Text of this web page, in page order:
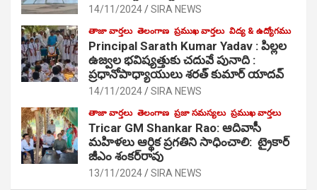
14/11/2024 SIRA NEWS
తాజా వార్తలు తెలంగాణ ప్రముఖ వార్తలు విద్య & ఉద్యోగము
Principal Sarath Kumar Yadav : పిల్లల
ఉజ్వల భవిష్యత్తుకు చదువే పునాది :
ప్రధానోపాధ్యాయులు శరత్ కుమార్ యాదవ్
14/11/2024 SIRA NEWS
తాజా వార్తలు తెలంగాణ ప్రజా సమస్యలు ప్రముఖ వార్తలు
Tricar GM Shankar Rao: ఆదివాసీ
మహిళలు ఆర్థిక ప్రగతిని సాధించాలి: ట్రైకార్
జీఎం శంకర్‌రావు
13/11/2024 SIRA NEWS